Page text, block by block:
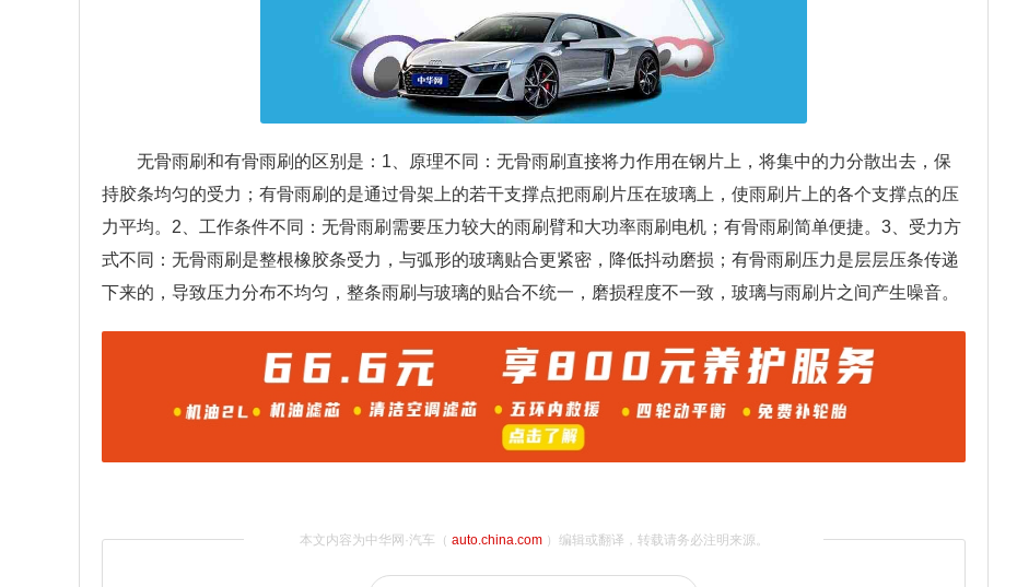
无骨雨刷和有骨雨刷的区别是：1、原理不同：无骨雨刷直接将力作用在钢片上，将集中的力分散出去，保
持胶条均匀的受力；有骨雨刷的是通过骨架上的若干支撑点把雨刷片压在玻璃上，使雨刷片上的各个支撑点的压
力平均。2、工作条件不同：无骨雨刷需要压力较大的雨刷臂和大功率雨刷电机；有骨雨刷简单便捷。3、受力方
式不同：无骨雨刷是整根橡胶条受力，与弧形的玻璃贴合更紧密，降低抖动磨损；有骨雨刷压力是层层压条传递
下来的，导致压力分布不均匀，整条雨刷与玻璃的贴合不统一，磨损程度不一致，玻璃与雨刷片之间产生噪音。
本文内容为中华网·汽车（ auto.china.com）编辑或翻译，转载请务必注明来源。